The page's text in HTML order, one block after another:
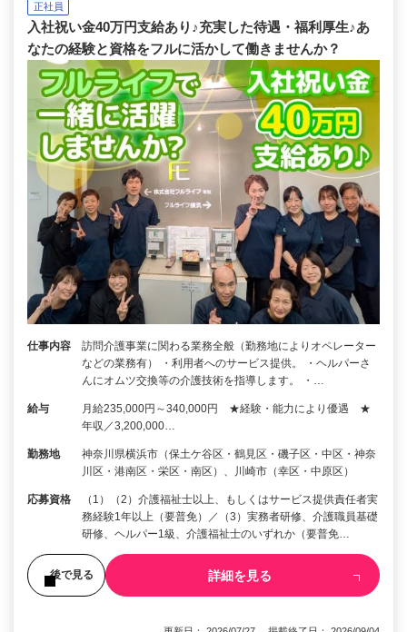
正社員
入社祝い金40万円支給あり♪充実した待遇・福利厚生♪あ
なたの経験と資格をフルに活かして働きませんか？
仕事内容
訪問介護事業に関わる業務全般（勤務地によりオペレーター
などの業務有） ・利用者へのサービス提供。 ・ヘルパーさ
んにオムツ交換等の介護技術を指導します。 ・…
給与
月給235,000円～340,000円 ★経験・能力により優遇 ★
年収／3,200,000…
勤務地
神奈川県横浜市（保土ケ谷区・鶴見区・磯子区・中区・神奈
川区・港南区・栄区・南区）、川崎市（幸区・中原区）
応募資格
（1）（2）介護福祉士以上、もしくはサービス提供責任者実
務経験1年以上（要普免）／（3）実務者研修、介護職員基礎
研修、ヘルパー1級、介護福祉士のいずれか（要普免…
後で見る 詳細を見る